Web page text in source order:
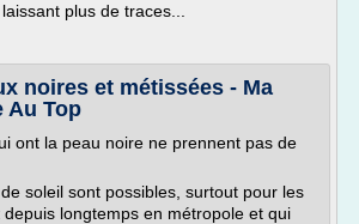
plus de traces...
noires et métissées - Ma
Au Top
ont la peau noire ne prennent pas de
soleil sont possibles, surtout pour les
longtemps en métropole et qui